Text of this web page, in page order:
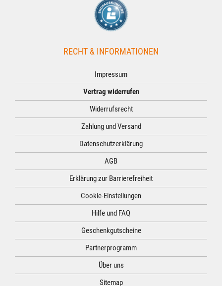
RECHT & INFORMATIONEN
Impressum
Vertrag widerrufen
Widerrufsrecht
Zahlung und Versand
Datenschutzerklärung
AGB
Erklärung zur Barrierefreiheit
Cookie-Einstellungen
Hilfe und FAQ
Geschenkgutscheine
Partnerprogramm
Über uns
Sitemap